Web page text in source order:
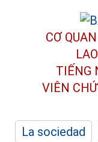
CƠ
TIẾNG
VIÊN
La sociedad